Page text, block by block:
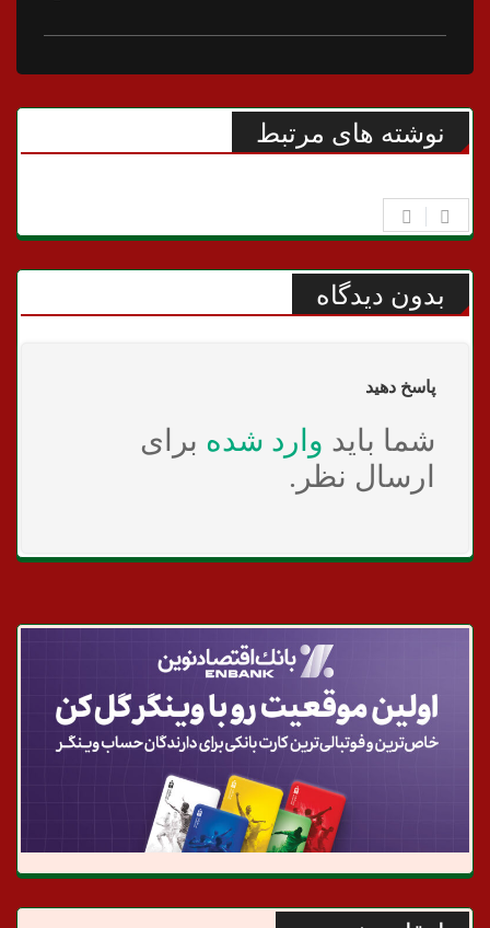
نوشته های مرتبط
بدون دیدگاه
پاسخ دهید
شما باید وارد شده برای
ارسال نظر.